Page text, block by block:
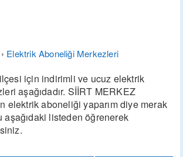
› Elektrik Aboneliği Merkezleri
için indirimli ve ucuz elektrik
aşağıdadır. SİİRT MERKEZ
elektrik aboneliği yaparım diye merak
aşağıdaki listeden öğrenerek